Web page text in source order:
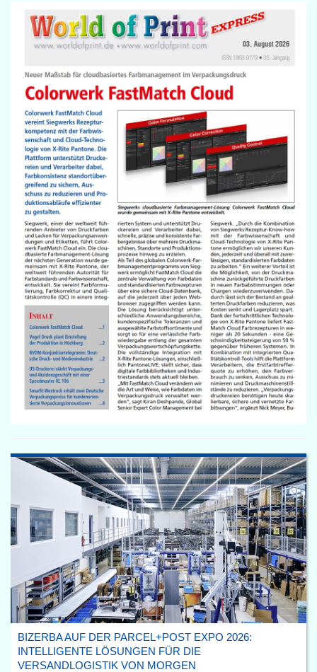
BIZERBA AUF DER PARCEL+POST EXPO 2026:
INTELLIGENTE LÖSUNGEN FÜR DIE
VERSANDLOGISTIK VON MORGEN